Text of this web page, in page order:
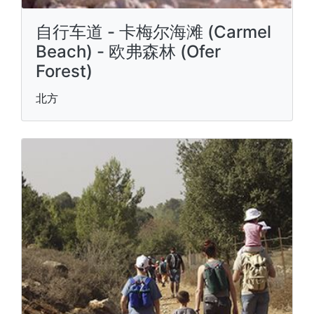
自行车道 - 卡梅尔海滩 (Carmel
Beach) - 欧弗森林 (Ofer
Forest)
北方